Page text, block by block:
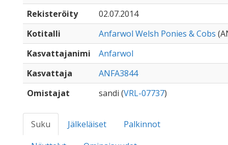
Rekisteröity
02.07.2014
Kotitalli
Anfarwol Welsh Ponies & Cobs
Kasvattajanimi
Anfarwol
Kasvattaja
ANFA3844
Omistajat
sandi (VRL-07737)
Suku Jälkeläiset
Palkinnot